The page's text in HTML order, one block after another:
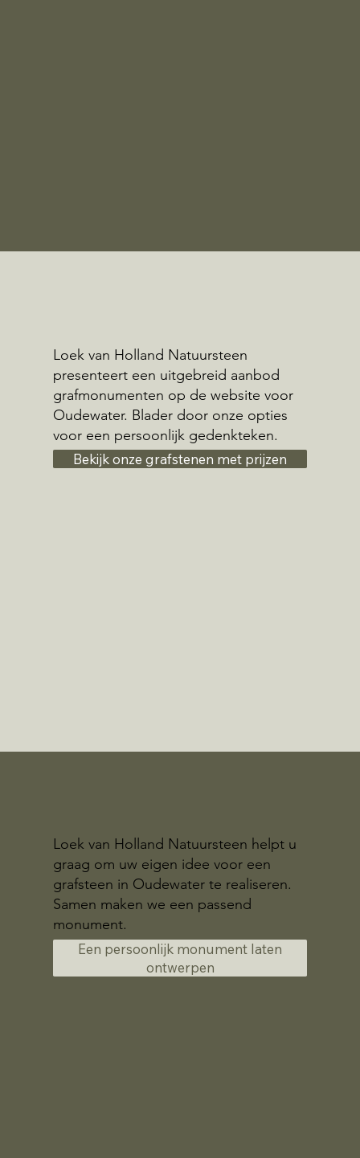
Loek van Holland Natuursteen
presenteert een uitgebreid aanbod
grafmonumenten op de website voor
Oudewater. Blader door onze opties
voor een persoonlijk gedenkteken.
Bekijk onze grafstenen met prijzen
Loek van Holland Natuursteen helpt u
graag om uw eigen idee voor een
grafsteen in Oudewater te realiseren.
Samen maken we een passend
monument.
Een persoonlijk monument laten
ontwerpen